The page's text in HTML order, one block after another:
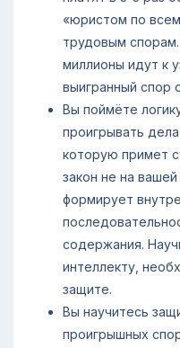
«юристом по
трудовым
миллионы идут к
выигранный спор
Вы поймёте
проигрывать
которую примет
закон не на
формирует
содержания.
интеллекту,
защите.
Вы научитесь
проигрышных